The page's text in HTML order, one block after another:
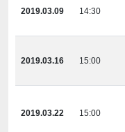
2019.03.09 14:30
2019.03.16 15:00
2019.03.22 15:00